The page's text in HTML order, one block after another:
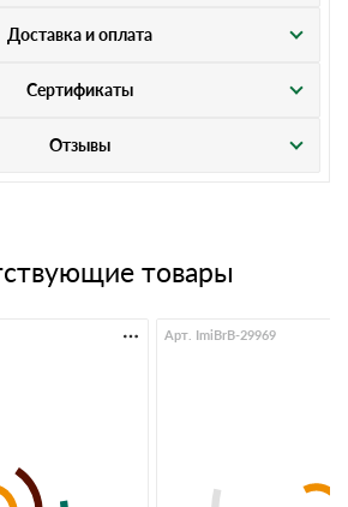
Доставка и оплата
Сертификаты
Отзывы
товары
Арт. ImiBrB-29969